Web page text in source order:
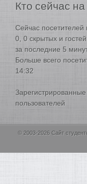
Кто сейчас
Сейчас
0, 0 скрытых и
за последние 5
Больше всего
14:32
пользователей
© 2003-2026 Сайт